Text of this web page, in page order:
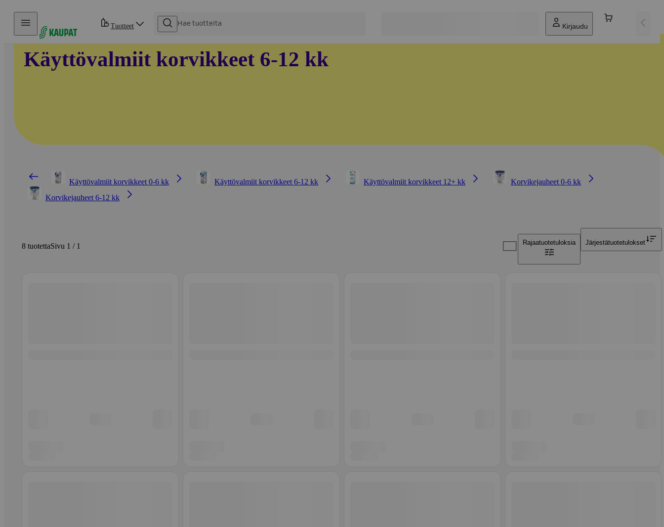
Hyppää sisältöön
Tuotteet Kirjaudu
Käyttövalmiit korvikkeet 6-12 kk
Käyttövalmiit korvikkeet 0-6 kk Käyttövalmiit korvikkeet 6-12 kk Käyttövalmiit korvikkeet 12+ kk
Korvikejauheet 0-6 kk
Korvikejauheet 6-12 kk
8 tuotettaSivu 1 / 1 Rajaatuotetuloksia Järjestätuotetulokset